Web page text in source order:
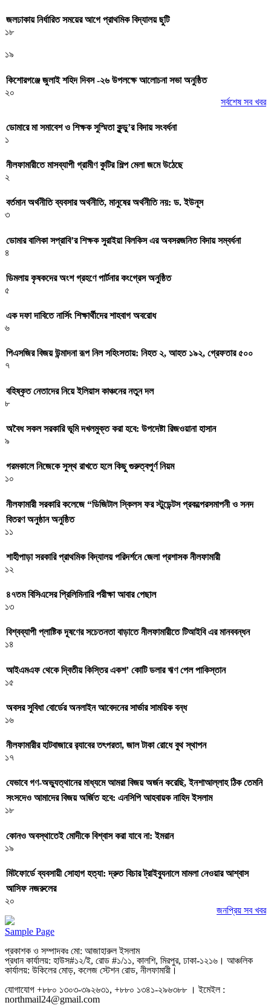
জলঢাকায় নির্ধারিত সময়ের আগে প্রাথমিক বিদ্যালয় ছুটি
১৮
১৯
কিশোরগঞ্জে জুলাই শহিদ দিবস -২৬ উপলক্ষে আলোচনা সভা অনুষ্ঠিত
২০
সর্বশেষ সব খবর
ডোমারে মা সমাবেশ ও শিক্ষক সুস্মিতা কুন্ডু’র বিদায় সংবর্ধনা
১
নীলফামারীতে মাসব্যাপী গ্রামীণ কুটির শিল্প মেলা জমে উঠেছে
২
বর্তমান অর্থনীতি ব্যবসার অর্থনীতি, মানুষের অর্থনীতি নয়: ড. ইউনূস
৩
ডোমার বালিকা সপ্রাবি’র শিক্ষক সুরাইয়া বিলকিস এর অবসরজনিত বিদায় সম্বর্ধনা
৪
ডিমলায় কৃষকদের অংশ গ্রহণে পার্টনার কংগ্রেস অনুষ্ঠিত
৫
এক দফা দাবিতে নার্সিং শিক্ষার্থীদের শাহবাগ অবরোধ
৬
পিএসজির বিজয় উন্মাদনা রূপ নিল সহিংসতায়: নিহত ২, আহত ১৯২, গ্রেফতার ৫০০
৭
বহিষ্কৃত নেতাদের নিয়ে ইলিয়াস কাঞ্চনের নতুন দল
৮
অবৈধ সকল সরকারি ভূমি দখলমুক্ত করা হবে: উপদেষ্টা রিজওয়ানা হাসান
৯
গরমকালে নিজেকে সুস্থ রাখতে হলে কিছু গুরুত্বপূর্ণ নিয়ম
১০
নীলফামারী সরকারি কলেজে “ডিজিটাল স্কিলস ফর স্টুডেন্টস প্রকল্পেরসমাপনী ও সনদ
বিতরণ অনুষ্ঠান অনুষ্ঠিত
১১
শাহীপাড়া সরকারি প্রাথমিক বিদ্যালয় পরিদর্শনে জেলা প্রশাসক নীলফামারী
১২
৪৭তম বিসিএসের প্রিলিমিনারি পরীক্ষা আবার পেছাল
১৩
বিশ্বব্যাপী প্লাষ্টিক দূষণের সচেতনতা বাড়াতে নীলফামারীতে টিআইবি এর মানববন্ধন
১৪
আইএমএফ থেকে দ্বিতীয় কিস্তির একশ’ কোটি ডলার ঋণ পেল পাকিস্তান
১৫
অবসর সুবিধা বোর্ডের অনলাইন আবেদনের সার্ভার সাময়িক বন্ধ
১৬
নীলফামারীর হাটবাজারে র‌্যাবের তৎপরতা, জাল টাকা রোধে বুথ স্থাপন
১৭
যেভাবে গণ-অভ্যুত্থানের মাধ্যমে আমরা বিজয় অর্জন করেছি, ইনশাআল্লাহ ঠিক তেমনি
সংসদেও আমাদের বিজয় অর্জিত হবে: এনসিপি আহবায়ক নাহিদ ইসলাম
১৮
কোনও অবস্থাতেই মোদীকে বিশ্বাস করা যাবে না: ইমরান
১৯
মিটফোর্ডে ব্যবসায়ী সোহাগ হত্যা: দ্রুত বিচার ট্রাইব্যুনালে মামলা নেওয়ার আশ্বাস
আসিফ নজরুলের
২০
জনপ্রিয় সব খবর
Sample Page
প্রকাশক ও সম্পাদকঃ মো: আজাহারুল ইসলাম
প্রধান কার্যালয়: হাউস#১২/ই, রোড #১/১১, কালশি, মিরপুর, ঢাকা-১২১৬। আঞ্চলিক
কার্যালয়: উকিলের মোড়, কলেজ স্টেশন রোড, নীলফামারী।
যোগাযোগ +৮৮০ ১৩০৩-৩৯২৬৩১, +৮৮০ ১৩৪১-২৯৬৩৮৮ । ইমেইল :
northmail24@gmail.com